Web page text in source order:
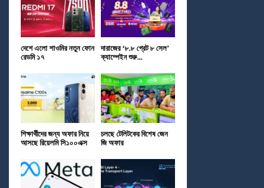
দেশে এলো শাওমির নতুন ফোন
রেডমি ১৭
দারাজের ‘৮.৮ গ্রেট ৮ সেল’
ক্যাম্পেইন শুরু...
শিক্ষার্থীদের জন্য অফার নিয়ে
আসছে রিয়েলমি সি১০০এক্স
চলছে টেলিটকের বিশেষ জেন
জি অফার